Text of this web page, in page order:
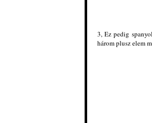
3, Ez pedig
három plusz elem